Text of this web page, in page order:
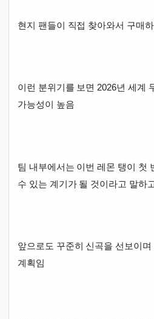
현지 팬들이 직접 찾아와서 구매
이런 분위기를 보면 2026년 세계
가능성이 높음
팀 내부에서는 이번 레몬 탱이 첫
수 있는 계기가 될 것이라고 말하
앞으로도 꾸준히 신곡을 선보이
계획임